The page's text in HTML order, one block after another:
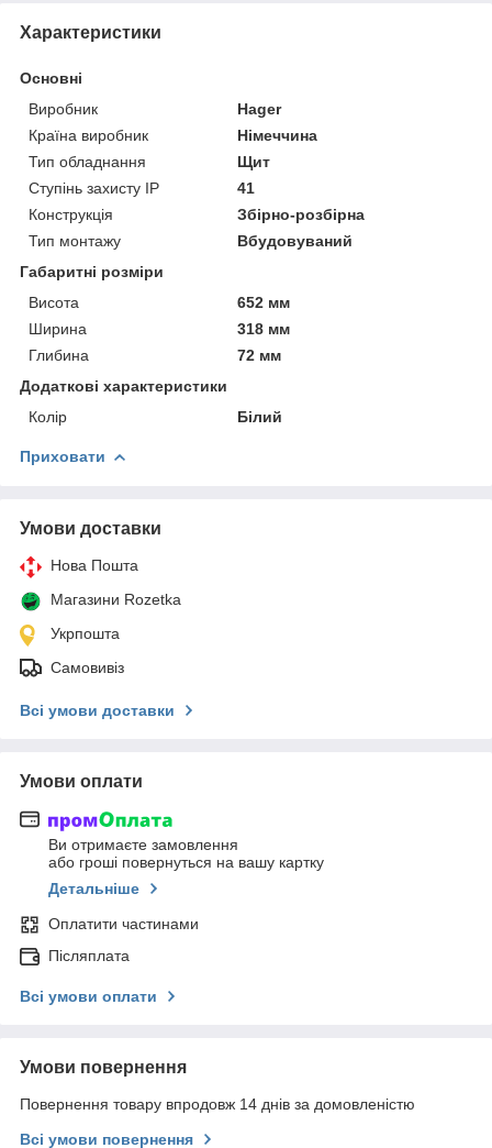
Характеристики
Основні
Виробник
Hager
Країна виробник
Німеччина
Тип обладнання
Щит
Ступінь захисту IP
41
Конструкція
Збірно-розбірна
Тип монтажу
Вбудовуваний
Габаритні розміри
Висота
652 мм
Ширина
318 мм
Глибина
72 мм
Додаткові характеристики
Колір
Білий
Приховати
Умови доставки
Нова Пошта
Магазини Rozetka
Укрпошта
Самовивіз
Всі умови доставки
Умови оплати
Ви отримаєте замовлення
або гроші повернуться на вашу картку
Детальніше
Оплатити частинами
Післяплата
Всі умови оплати
Умови повернення
Повернення товару впродовж 14 днів за домовленістю
Всі умови повернення